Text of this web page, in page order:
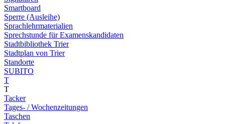
Smartboard
Sperre (Ausleihe)
Sprachlehrmaterialien
Sprechstunde für Examenskandidaten
Stadtbibliothek Trier
Stadtplan von Trier
Standorte
SUBITO
T
T
Tacker
Tages- / Wochenzeitungen
Taschen